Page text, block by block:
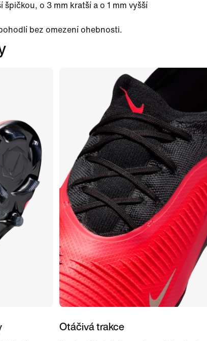
o 3 mm kratší a o 1 mm vyšší
bez omezení ohebnosti.
Otáčivá trakce